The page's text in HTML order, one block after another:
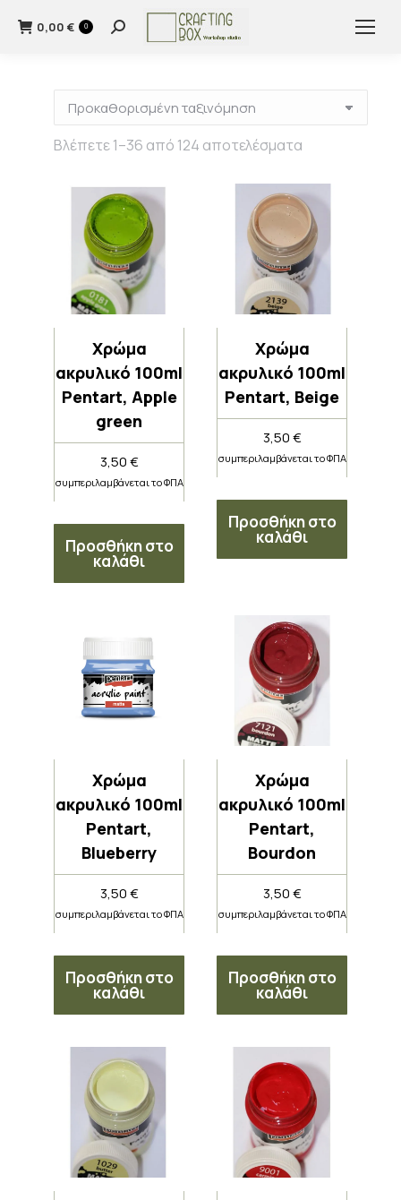
0,00 € 0 Search:
Βλέπετε 1–36 από 124 αποτελέσματα
Χρώμα
ακρυλικό 100ml
Pentart, Apple
green
3,50€
συμπεριλαμβάνεται το ΦΠΑ
Προσθήκη στο
καλάθι
Χρώμα
ακρυλικό 100ml
Pentart, Beige
3,50€
συμπεριλαμβάνεται το ΦΠΑ
Προσθήκη στο
καλάθι
Χρώμα
ακρυλικό 100ml
Pentart,
Blueberry
3,50€
συμπεριλαμβάνεται το ΦΠΑ
Προσθήκη στο
καλάθι
Χρώμα
ακρυλικό 100ml
Pentart,
Bourdon
3,50€
συμπεριλαμβάνεται το ΦΠΑ
Προσθήκη στο
καλάθι